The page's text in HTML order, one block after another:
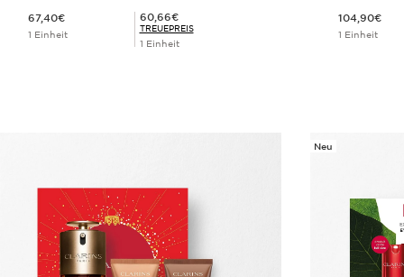
67,40€
1 Einheit
Mitgliederpreis 60,66€
60,66€
TREUEPREIS
1 Einheit
104,90€
1 Einheit
Neu